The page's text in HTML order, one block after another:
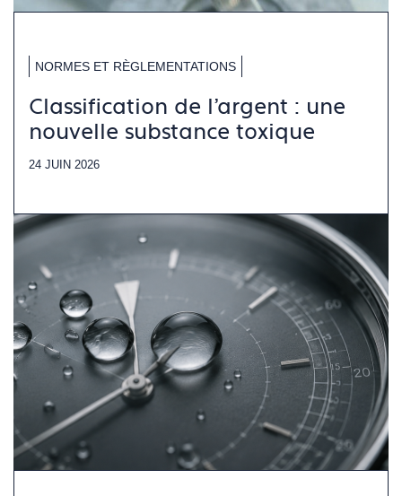
NORMES ET RÈGLEMENTATIONS
Classification de l’argent : une
nouvelle substance toxique
24 JUIN 2026